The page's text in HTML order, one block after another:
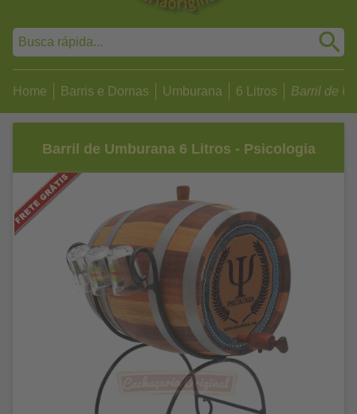
Home Barris e Dornas Umburana 6 Litros Barril de
Barril de Umburana 6 Litros - Psicologia